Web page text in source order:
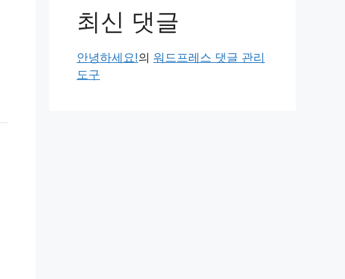
최신 댓글
안녕하세요!의 워드프레스 댓글 관리
도구